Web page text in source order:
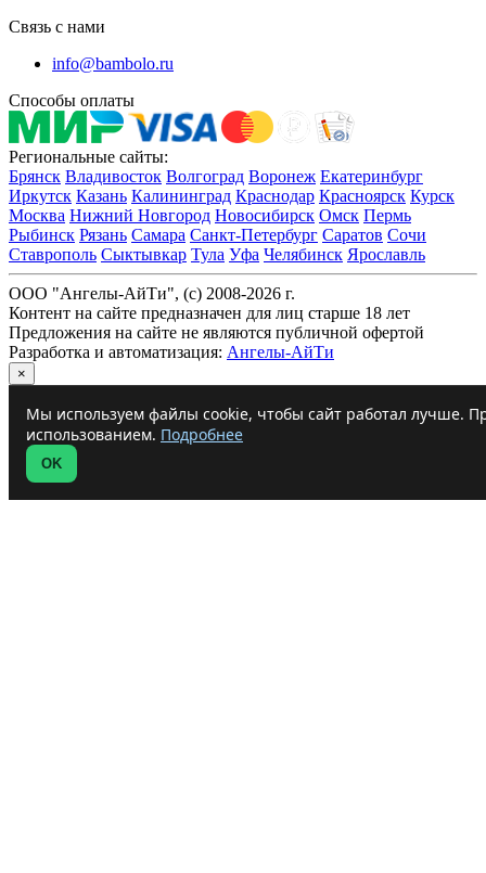
Связь с нами
info@bambolo.ru
Способы оплаты
Региональные сайты:
Брянск Владивосток Волгоград Воронеж Екатеринбург
Иркутск Казань Калининград Краснодар Красноярск Курск
Москва Нижний Новгород Новосибирск Омск Пермь
Рыбинск Рязань Самара Санкт-Петербург Саратов Сочи
Ставрополь Сыктывкар Тула Уфа Челябинск Ярославль
ООО "Ангелы-АйТи", (c) 2008-2026 г.
Контент на сайте предназначен для лиц старше 18 лет
Предложения на сайте не являются публичной офертой
Разработка и автоматизация: Ангелы-АйТи
×
Мы используем файлы cookie, чтобы сайт работал лучше.
использованием. Подробнее
OK